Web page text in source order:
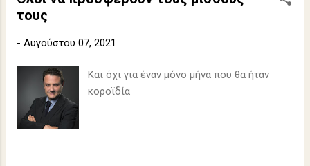
τους
- Αυγούστου 07, 2021
Και όχι για έναν μόνο μήνα που θα ήταν
κοροϊδία